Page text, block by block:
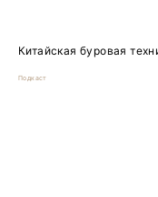
Китайская буровая
Подкаст